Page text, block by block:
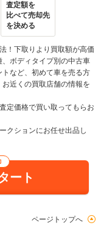
査定額を
比べて売却先
を決める
！下取りより買取額が高価
ボディタイプ別の中古車
など、初めて車を売る方
近くの買取店舗の情報を
定価格で買い取ってもらお
クションにお任せ出品し
ート
ページトップへ